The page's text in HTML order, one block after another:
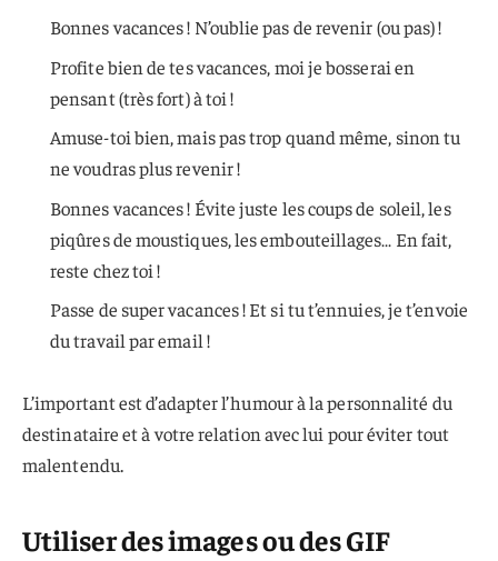
Bonnes vacances ! N’oublie pas de revenir (ou pas) !
Profite bien de tes vacances, moi je bosserai en
pensant (très fort) à toi !
Amuse-toi bien, mais pas trop quand même, sinon tu
ne voudras plus revenir !
Bonnes vacances ! Évite juste les coups de soleil, les
piqûres de moustiques, les embouteillages… En fait,
reste chez toi !
Passe de super vacances ! Et si tu t’ennuies, je t’envoie
du travail par email !
L’important est d’adapter l’humour à la personnalité du
destinataire et à votre relation avec lui pour éviter tout
malentendu.
Utiliser des images ou des GIF